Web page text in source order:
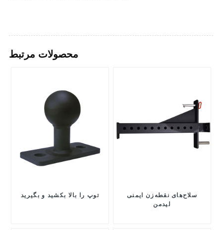
محصولات مرتبط
توپ را بالا بکشید و بگیرید
سلاح‌های نقطه‌زن ایمنی
لیدمن